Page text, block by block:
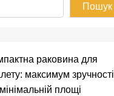
Пошук
раковина для
максимум зручності
площі